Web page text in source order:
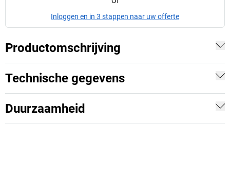
Inloggen en in 3 stappen naar uw offerte
Productomschrijving
Technische gegevens
Duurzaamheid